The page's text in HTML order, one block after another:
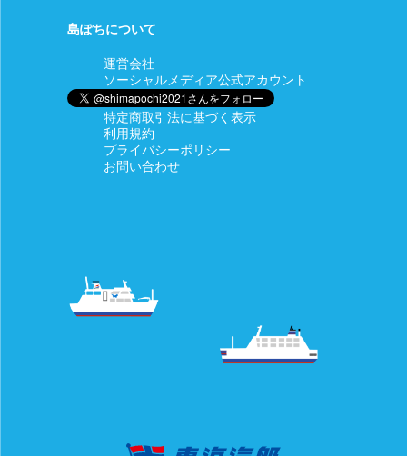
島ぽちについて
運営会社
ソーシャルメディア公式アカウント
特定商取引法に基づく表示
利用規約
プライバシーポリシー
お問い合わせ